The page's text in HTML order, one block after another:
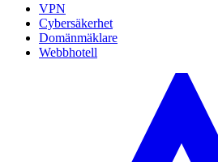
VPN
Cybersäkerhet
Domänmäklare
Webbhotell